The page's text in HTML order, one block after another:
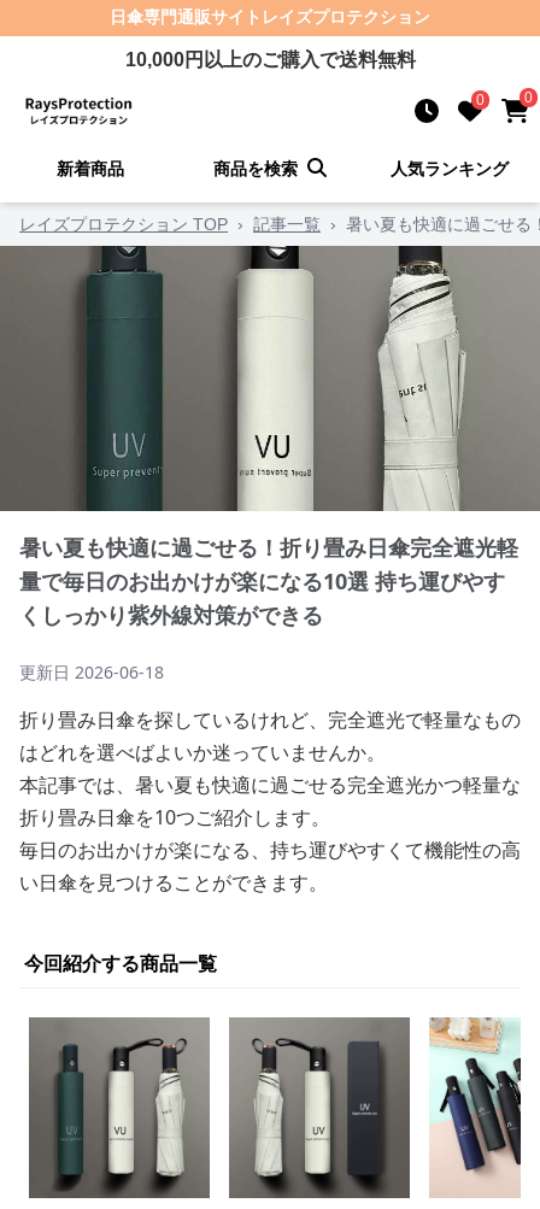
日傘専門通販サイト レイズプロテクション
10,000円以上のご購入で送料無料
0 0
新着商品 商品を検索 人気ランキング
レイズプロテクション TOP › 記事一覧 › 暑い夏も快適に過ごせる
暑い夏も快適に過ごせる！折り畳み日傘完全遮光軽
量で毎日のお出かけが楽になる10選 持ち運びやす
くしっかり紫外線対策ができる
更新日 2026-06-18
折り畳み日傘を探しているけれど、完全遮光で軽量なもの
はどれを選べばよいか迷っていませんか。
本記事では、暑い夏も快適に過ごせる完全遮光かつ軽量な
折り畳み日傘を10つご紹介します。
毎日のお出かけが楽になる、持ち運びやすくて機能性の高
い日傘を見つけることができます。
今回紹介する商品一覧